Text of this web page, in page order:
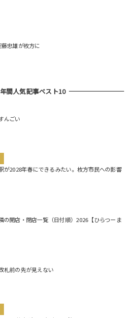
忠雄が枚方に
間人気記事ベスト10
んごい
が2028年春にできるみたい。枚方市民への影響
の開店・閉店一覧（日付順）2026【ひらつーま
札前の先が見えない